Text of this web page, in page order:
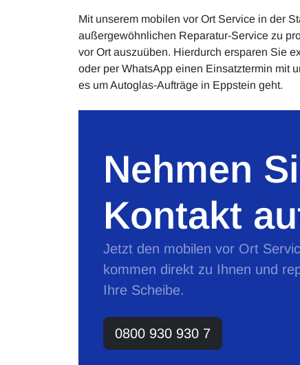
Mit unserem mobilen vor Ort Service in der
außergewöhnlichen Reparatur-Service zu
vor Ort auszuüben. Hierdurch ersparen Sie
oder per WhatsApp einen Einsatztermin mit
es um Autoglas-Aufträge in Eppstein geht.
Nehmen
Kontakt
Jetzt den mobilen vor Ort
kommen direkt zu Ihnen und
Ihre Scheibe.
0800 930 930 7